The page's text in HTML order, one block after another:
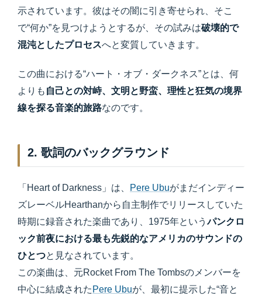
示されています。彼はその闇に引き寄せられ、そこ
で“何か”を見つけようとするが、その試みは破壊的で
混沌としたプロセスへと変質していきます。
この曲における“ハート・オブ・ダークネス”とは、何
よりも 自己との対峙、文明と野蛮、理性と狂気の境界
線を探る音楽的旅路なのです。
2. 歌詞のバックグラウンド
「Heart of Darkness」は、 Pere Ubuがまだインディー
ズレーベルHearthanから自主制作でリリースしていた
時期に録音された楽曲であり、1975年というパンクロ
ック前夜における最も先鋭的なアメリカのサウンドの
ひとつと見なされています。
この楽曲は、元Rocket From The Tombsのメンバーを
中心に結成された Pere Ubuが、最初に提示した“音と